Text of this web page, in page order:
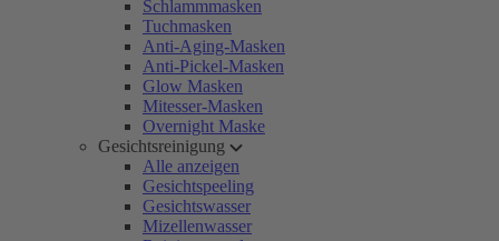
Schlammmasken
Tuchmasken
Anti-Aging-Masken
Anti-Pickel-Masken
Glow Masken
Mitesser-Masken
Overnight Maske
Gesichtsreinigung
Alle anzeigen
Gesichtspeeling
Gesichtswasser
Mizellenwasser